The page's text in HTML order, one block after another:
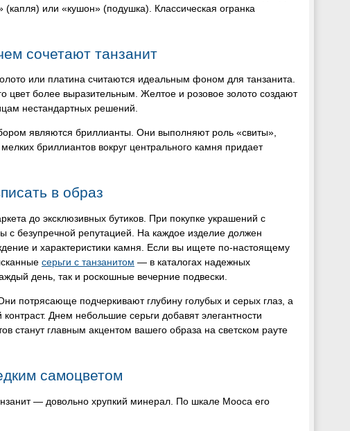
или «кушон» (подушка). Классическая огранка
сочетают танзанит
или платина считаются идеальным фоном для танзанита.
цвет более выразительным. Желтое и розовое золото создают
нестандартных решений.
являются бриллианты. Они выполняют роль «свиты»,
бриллиантов вокруг центрального камня придает
в образ
до эксклюзивных бутиков. При покупке украшений с
безупречной репутацией. На каждое изделие должен
и характеристики камня. Если вы ищете по-настоящему
серьги с танзанитом — в каталогах надежных
день, так и роскошные вечерние подвески.
потрясающе подчеркивают глубину голубых и серых глаз, а
Днем небольшие серьги добавят элегантности
станут главным акцентом вашего образа на светском рауте
самоцветом
— довольно хрупкий минерал. По шкале Мооса его